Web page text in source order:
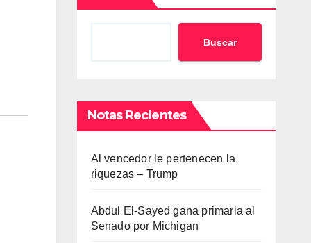
Buscar
Notas Recientes
Al vencedor le pertenecen la
riquezas – Trump
Abdul El-Sayed gana primaria al
Senado por Michigan